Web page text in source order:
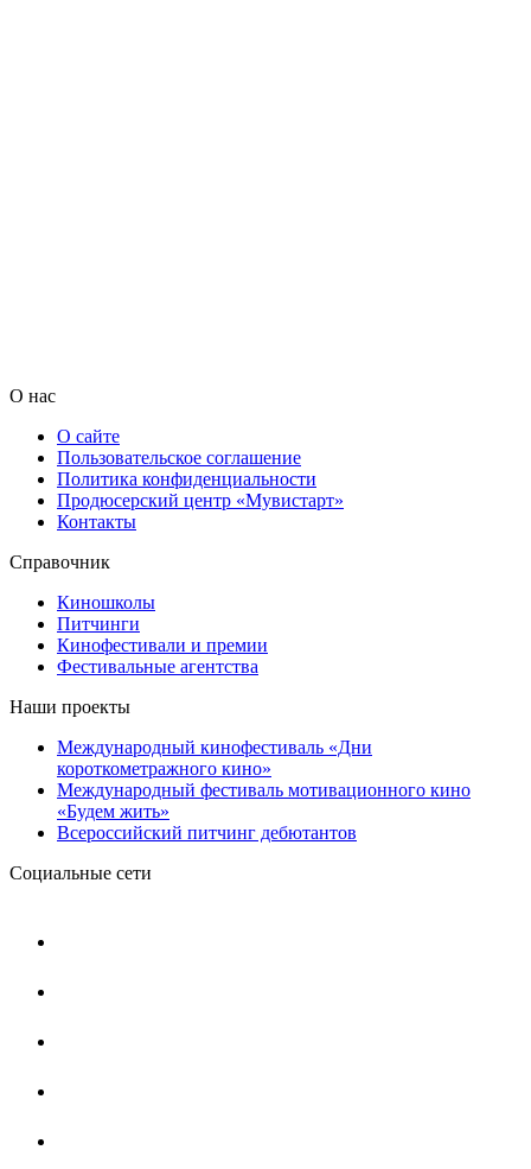
О нас
О сайте
Пользовательское соглашение
Политика конфиденциальности
Продюсерский центр «Мувистарт»
Контакты
Справочник
Киношколы
Питчинги
Кинофестивали и премии
Фестивальные агентства
Наши проекты
Международный кинофестиваль «Дни
короткометражного кино»
Международный фестиваль мотивационного кино
«Будем жить»
Всероссийский питчинг дебютантов
Социальные сети